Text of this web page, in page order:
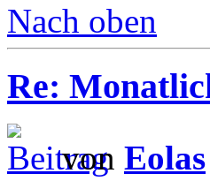
Nach oben
Re:
von Eolas